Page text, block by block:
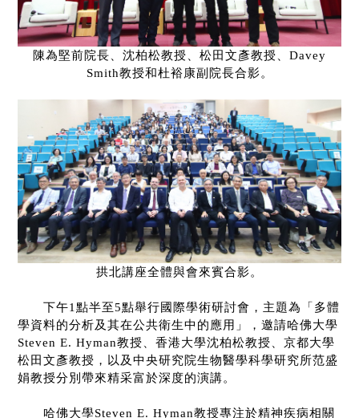
陳為堅前院長、沈柏松教授、松田文彥教授、 Davey
Smith教授和杜裕康副院長合影。
拱北講座全體與會來賓合影。
下午1點半至5點舉行國際學術研討會，主題為「 多體
學資料的分析及其在公共衛生中的應用」
，邀請哈佛大學
Steven E. Hyman教授、香港大學沈柏松教授、京都大學
松田文彥教授，以及中央研究院生物醫學科學研究所范盛
娟教授分別帶來精采富於深度的演講。
哈佛大學Steven E. Hyman教授專注於精神疾病相關